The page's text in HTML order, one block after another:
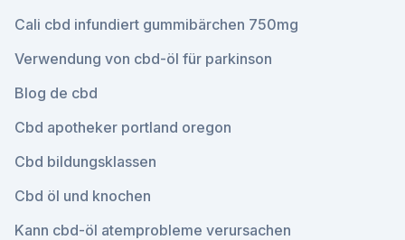
Cali cbd infundiert gummibärchen 750mg
Verwendung von cbd-öl für parkinson
Blog de cbd
Cbd apotheker portland oregon
Cbd bildungsklassen
Cbd öl und knochen
Kann cbd-öl atemprobleme verursachen